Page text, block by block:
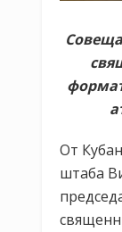
От
штаба